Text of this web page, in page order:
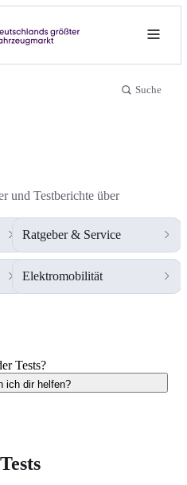
Suche
und Testberichte über
Ratgeber & Service
Elektromobilität
Tests?
ich dir helfen?